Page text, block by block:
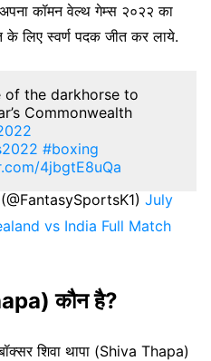
July 29,
कॉमन वेल्थ गेम्स २०२२ का
लिए स्वर्ण पदक जीत कर लाये.
of the darkhorse to
Commonwealth
#boxing
4jbgtE8uQa
July
vs India Full Match
कौन है?
शिवा थापा (Shiva Thapa)